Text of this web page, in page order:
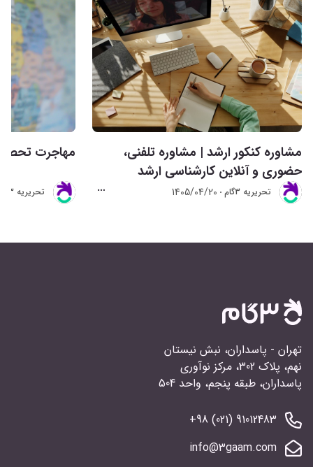
مشاوره کنکور ارشد | مشاوره تلفنی،
حضوری و آنلاین کارشناسی ارشد
تحريريه 3گام 1405/04/20
مهاجرت
تحريريه 3گام
تهران - پاسداران، نبش نیستان
نهم، پلاک 302، مرکز نوآوری
پاسداران، طبقه پنجم، واحد 504
91012483 (021) 98+
info@3gaam.com